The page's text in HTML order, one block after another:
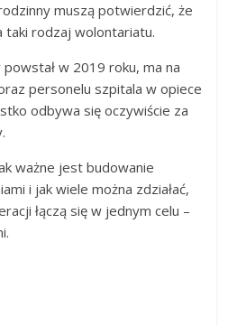
muszą potwierdzić, że
taki rodzaj wolontariatu.
w 2019 roku, ma na
personelu szpitala w opiece
odbywa się oczywiście za
ważne jest budowanie
i jak wiele można zdziałać,
łączą się w jednym celu –